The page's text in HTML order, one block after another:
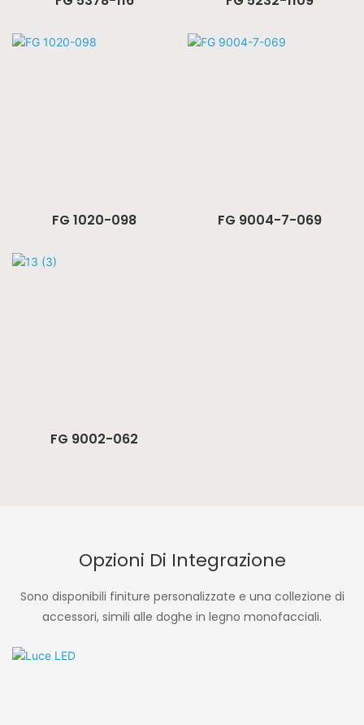
FG 1020-098 FG 9004-7-069
FG 9002-062
Opzioni Di Integrazione
Sono disponibili finiture personalizzate e una collezione di
accessori, simili alle doghe in legno monofacciali.